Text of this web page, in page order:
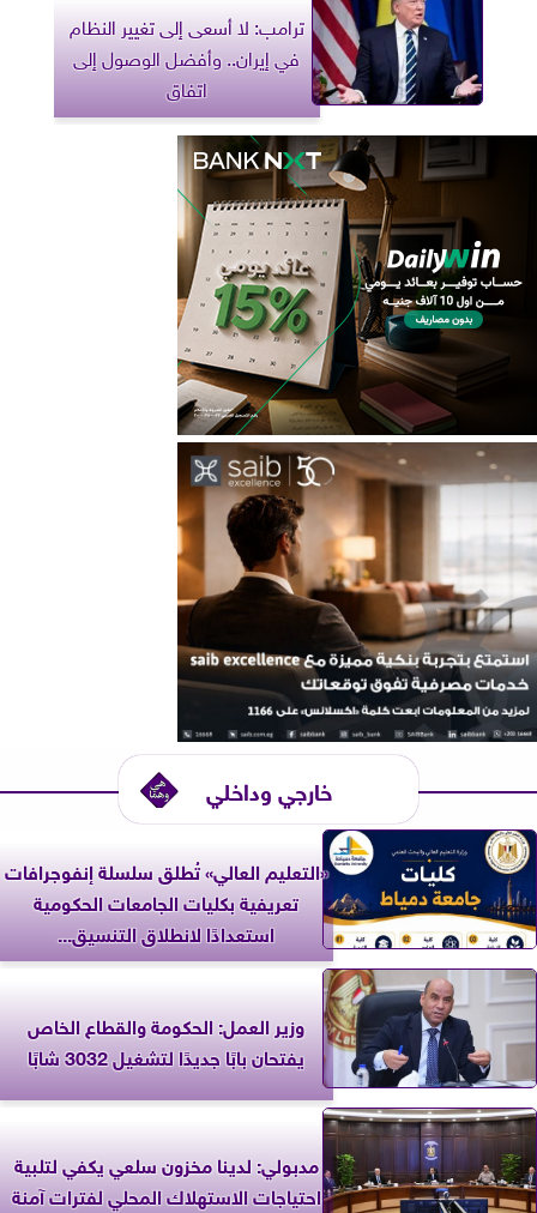
ترامب: لا أسعى إلى تغيير النظام
في إيران.. وأفضل الوصول إلى
اتفاق
خارجي وداخلي
«التعليم العالي» تُطلق سلسلة إنفوجرافات
تعريفية بكليات الجامعات الحكومية
استعدادًا لانطلاق التنسيق...
وزير العمل: الحكومة والقطاع الخاص
يفتحان بابًا جديدًا لتشغيل 3032 شابًا
مدبولي: لدينا مخزون سلعي يكفي لتلبية
احتياجات الاستهلاك المحلي لفترات آمنة